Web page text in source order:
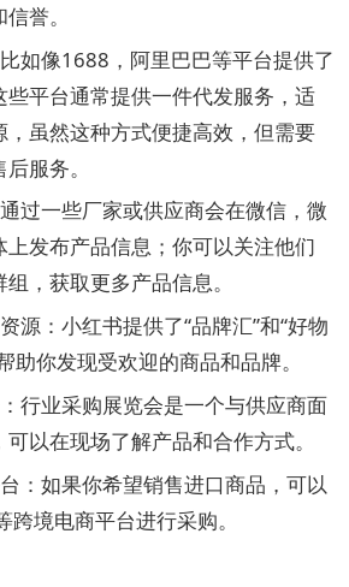
誉。
像1688，阿里巴巴等平台提供了
平台通常提供一件代发服务，适
虽然这种方式便捷高效，但需要
服务。
一些厂家或供应商会在微信，微
发布产品信息；你可以关注他们
，获取更多产品信息。
：小红书提供了“品牌汇”和“好物
助你发现受欢迎的商品和品牌。‌
业采购展览会是一个与供应商面
以在现场了解产品和合作方式。
如果你希望销售进口商品，可以
境电商平台进行采购。